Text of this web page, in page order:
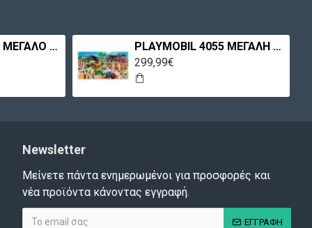
PLAYMOBIL 3988 ΜΕΓΑΛΟ ΣΠΙΤΙ
PLAYMOBIL 4055 ΜΕΓΑΛΗ ΦΑΡΜΑ
299,99€
Newsletter
Μείνετε πάντα ενημερωμένοι για προσφορές και
νέα προϊόντα κάνοντας εγγραφή.
ΕΓΓΡΑΦΗ